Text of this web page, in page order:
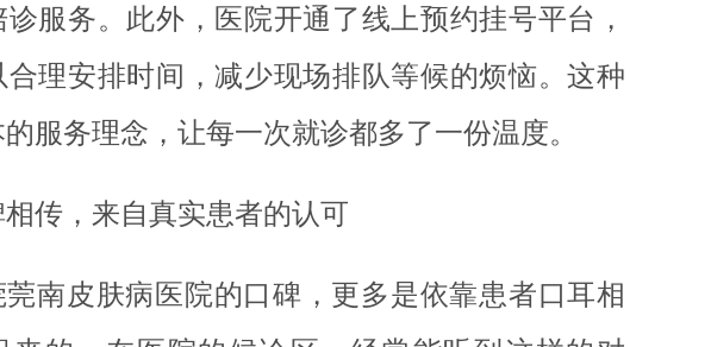
服务。此外，医院开通了线上预约挂号平台，
合理安排时间，减少现场排队等候的烦恼。这种
服务理念，让每一次就诊都多了一份温度。
相传，来自真实患者的认可
莞南皮肤病医院的口碑，更多是依靠患者口耳相